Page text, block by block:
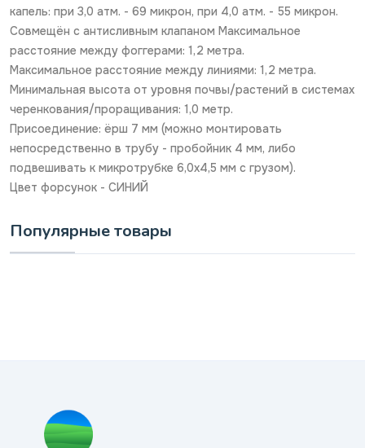
капель: при 3,0 атм. - 69 микрон, при 4,0 атм. - 55 микрон.
Совмещён с антисливным клапаном Максимальное
расстояние между фоггерами: 1,2 метра.
Максимальное расстояние между линиями: 1,2 метра.
Минимальная высота от уровня почвы/растений в системах
черенкования/проращивания: 1,0 метр.
Присоединение: ёрш 7 мм (можно монтировать
непосредственно в трубу - пробойник 4 мм, либо
подвешивать к микротрубке 6,0х4,5 мм с грузом).
Цвет форсунок - СИНИЙ
Популярные товары